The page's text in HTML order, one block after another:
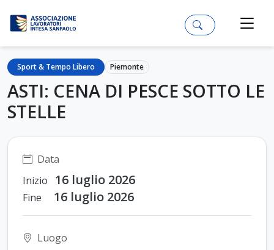
Sport & Tempo Libero Piemonte
ASTI: CENA DI PESCE SOTTO LE
STELLE
Data
Inizio
16 luglio 2026
Fine 16 luglio 2026
Luogo